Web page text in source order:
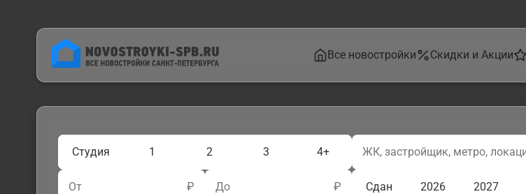
Все новостройки Скидки и Акции
Студия 1 2 3 4+
От ₽ До ₽ Сдан 2026 2027